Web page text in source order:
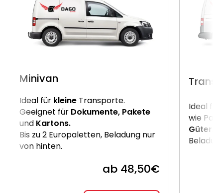
Minivan
Ideal für kleine Transporte.
Geeignet für Dokumente, Pakete
und Kartons.
Bis zu 2 Europaletten, Beladung nur
von hinten.
ab 48,50€
Ideal für
wie
Güter